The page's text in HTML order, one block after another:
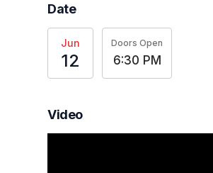
Date
Jun
12
Doors Open
6:30 PM
Video